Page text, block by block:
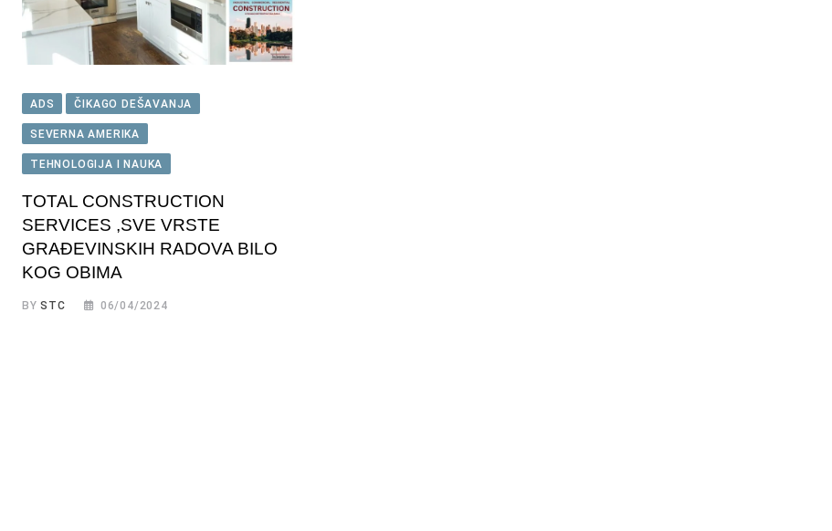
ADS ČIKAGO DEŠAVANJA
SEVERNA AMERIKA
TEHNOLOGIJA I NAUKA
TOTAL CONSTRUCTION
SERVICES ,SVE VRSTE
GRAĐEVINSKIH RADOVA BILO
KOG OBIMA
BYSTC 06/04/2024